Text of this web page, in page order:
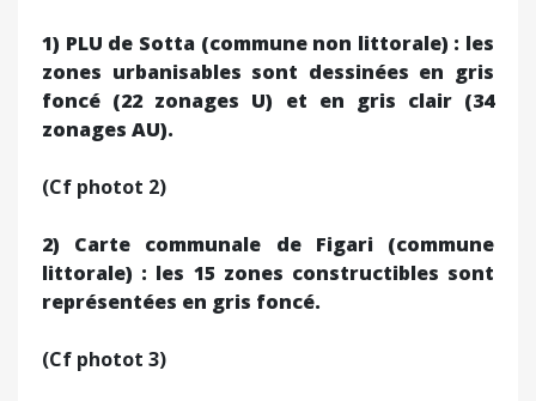
1) PLU de Sotta (commune non littorale) : les
zones urbanisables sont dessinées en gris
foncé (22 zonages U) et en gris clair (34
zonages AU).
(Cf photot 2)
2) Carte communale de Figari (commune
littorale) : les 15 zones constructibles sont
représentées en gris foncé.
(Cf photot 3)